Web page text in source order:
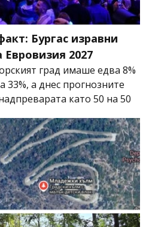
Бургас изравни
2027
град имаше едва 8%
33%, а днес прогнозните
като 50 на 50